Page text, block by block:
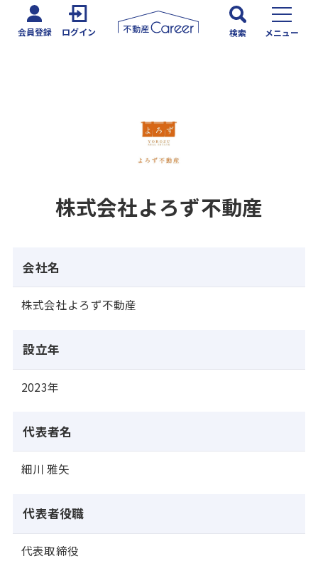
会員登録 ログイン 検索 メニュー
株式会社よろず不動産
会社名
株式会社よろず不動産
設立年
2023年
代表者名
細川 雅矢
代表者役職
代表取締役